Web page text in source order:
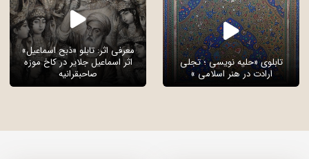
تابلوی «حلیه نویسی ؛ تجلی
ارادت در هنر اسلامی »
معرفی اثر: تابلو «ذبح اسماعیل»
اثر اسماعیل جلایر در کاخ موزه
صاحبقرانیه